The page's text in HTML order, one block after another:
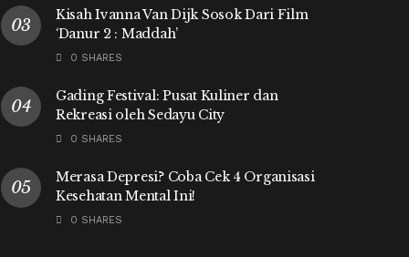
Kisah Ivanna Van Dijk Sosok Dari Film
‘Danur 2 : Maddah’
0 SHARES
Gading Festival: Pusat Kuliner dan
Rekreasi oleh Sedayu City
0 SHARES
Merasa Depresi? Coba Cek 4 Organisasi
Kesehatan Mental Ini!
0 SHARES